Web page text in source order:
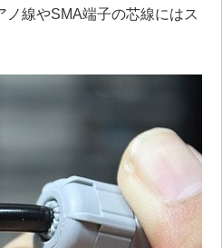
ノ線やSMA端子の芯線にはス